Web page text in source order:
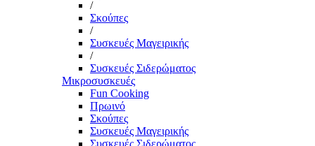
/
Σκούπες
/
Συσκευές Μαγειρικής
/
Συσκευές Σιδερώματος
Μικροσυσκευές
Fun Cooking
Πρωινό
Σκούπες
Συσκευές Μαγειρικής
Συσκευές Σιδερώματος